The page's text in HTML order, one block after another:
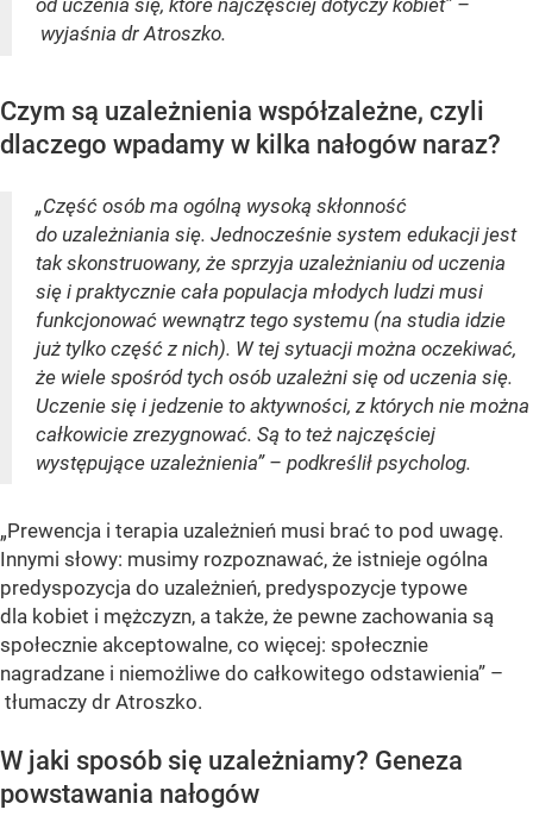
od uczenia się, które najczęściej dotyczy kobiet” –
wyjaśnia dr Atroszko.
Czym są uzależnienia współzależne, czyli
dlaczego wpadamy w kilka nałogów naraz?
„Część osób ma ogólną wysoką skłonność
do uzależniania się. Jednocześnie system edukacji jest
tak skonstruowany, że sprzyja uzależnianiu od uczenia
się i praktycznie cała populacja młodych ludzi musi
funkcjonować wewnątrz tego systemu (na studia idzie
już tylko część z nich). W tej sytuacji można oczekiwać,
że wiele spośród tych osób uzależni się od uczenia się.
Uczenie się i jedzenie to aktywności, z których nie można
całkowicie zrezygnować. Są to też najczęściej
występujące uzależnienia” – podkreślił psycholog.
„Prewencja i terapia uzależnień musi brać to pod uwagę.
Innymi słowy: musimy rozpoznawać, że istnieje ogólna
predyspozycja do uzależnień, predyspozycje typowe
dla kobiet i mężczyzn, a także, że pewne zachowania są
społecznie akceptowalne, co więcej: społecznie
nagradzane i niemożliwe do całkowitego odstawienia” –
tłumaczy dr Atroszko.
W jaki sposób się uzależniamy? Geneza
powstawania nałogów